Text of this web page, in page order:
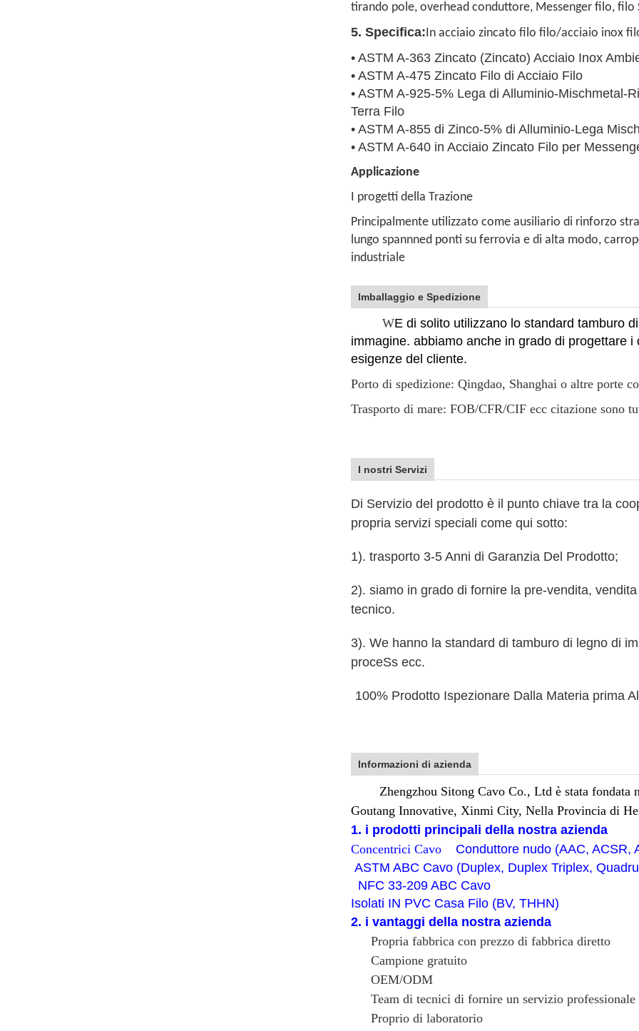
tirando pole, overhead conduttore, Messenger filo, filo
5. Specifica:In acciaio zincato filo filo/acciaio inox
• ASTM A-363 Zincato (Zincato) Acciaio Inox
• ASTM A-475 Zincato Filo di Acciaio Filo
• ASTM A-925-5% Lega di Alluminio-Mischmetal-
Terra Filo
• ASTM A-855 di Zinco-5% di Alluminio-Lega
• ASTM A-640 in Acciaio Zincato Filo per
Applicazione
I progetti della Trazione
Principalmente utilizzato come ausiliario di rinforzo
lungo spannned ponti su ferrovia e di alta modo,
industriale
Imballaggio e Spedizione
WE di solito utilizzano lo standard tamburo
immagine. abbiamo anche in grado di progettare
esigenze del cliente.
Porto di spedizione: Qingdao, Shanghai o altre porte
Trasporto di mare: FOB/CFR/CIF ecc citazione sono
I nostri Servizi
Di Servizio del prodotto è il punto chiave tra la
propria servizi speciali come qui sotto:
1). trasporto 3-5 Anni di Garanzia Del Prodotto;
2). siamo in grado di fornire la pre-vendita,
tecnico.
3). We hanno la standard di tamburo di legno di
proceSs ecc.
100% Prodotto Ispezionare Dalla Materia prima
Informazioni di azienda
Zhengzhou Sitong Cavo Co., Ltd è stata
Goutang Innovative, Xinmi City, Nella Provincia di
1. i prodotti principali della nostra azienda
Concentrici Cavo
Conduttore nudo (AAC, ACSR,
ASTM ABC Cavo (Duplex, Duplex Triplex,
NFC 33-209 ABC Cavo
Isolati IN PVC Casa Filo (BV, THHN)
2. i vantaggi della nostra azienda
Propria fabbrica con prezzo di fabbrica diretto
Campione gratuito
OEM/ODM
Team di tecnici di fornire un servizio professionale
Proprio di laboratorio